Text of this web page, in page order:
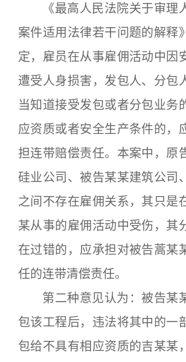
《最高人民法院关于审理
案件适用法律若干问题的解释
定，雇员在从事雇佣活动中因
遭受人身损害，发包人、分包
当知道接受发包或者分包业务
应资质或者安全生产条件的，
担连带赔偿责任。本案中，原
硅业公司、被告某某建筑公司
之间不存在雇佣关系，其只是
某从事的雇佣活动中受伤，其
在过错的，应承担对被告蒿某
任的连带清偿责任。
第二种意见认为：被告某
包该工程后，违法将其中的一
包给不具有相应资质的吉某某